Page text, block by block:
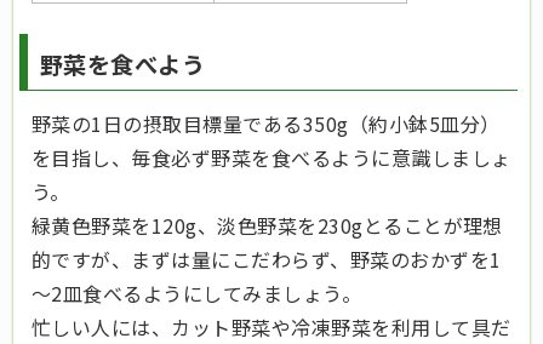
野菜を食べよう
野菜の1日の摂取目標量である350g（約小鉢5皿分）
を目指し、毎食必ず野菜を食べるように意識しましょ
う。
緑黄色野菜を120g、淡色野菜を230gとることが理想
的ですが、まずは量にこだわらず、野菜のおかずを1
～2皿食べるようにしてみましょう。
忙しい人には、カット野菜や冷凍野菜を利用して具だ